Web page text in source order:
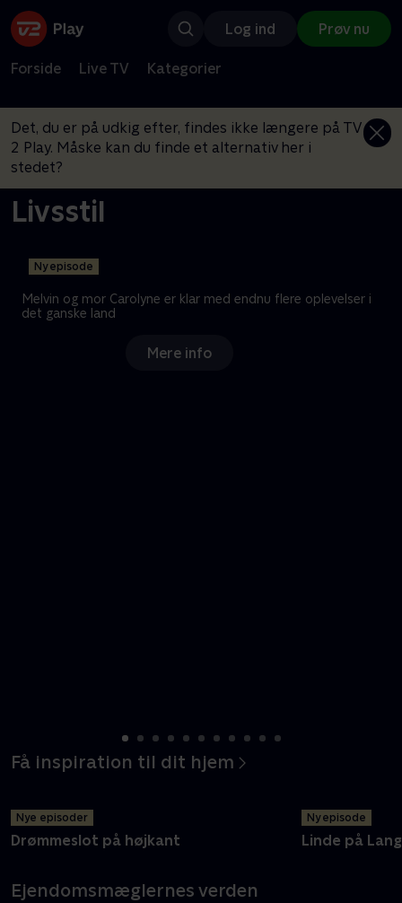
Log ind Prøv nu
Forside Live TV Kategorier
Det, du er på udkig efter, findes ikke længere på TV
2 Play. Måske kan du finde et alternativ her i
stedet?
Livsstil
Ny episode
Melvin og mor Carolyne er klar med endnu flere oplevelser i
det ganske land
Mere info
Få inspiration til dit hjem
Nye episoder
Drømmeslot på højkant
Ny episode
Linde på
Ejendomsmæglernes verden